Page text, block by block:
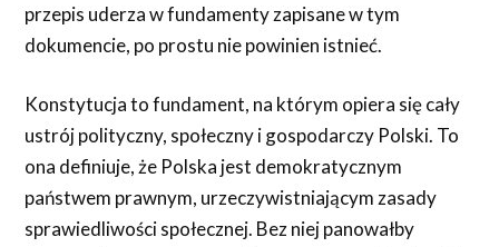
przepis uderza w fundamenty zapisane w tym
dokumencie, po prostu nie powinien istnieć.
Konstytucja to fundament, na którym opiera się cały
ustrój polityczny, społeczny i gospodarczy Polski. To
ona definiuje, że Polska jest demokratycznym
państwem prawnym, urzeczywistniającym zasady
sprawiedliwości społecznej. Bez niej panowałby